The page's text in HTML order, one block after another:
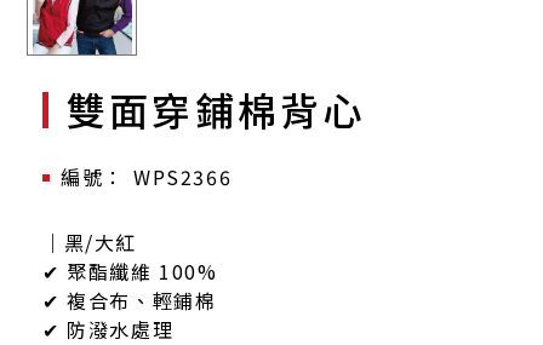
雙面穿鋪棉背心
WPS2366
｜黑/大紅
✔ 聚酯纖維 100%
✔ 複合布、輕鋪棉
✔ 防潑水處理